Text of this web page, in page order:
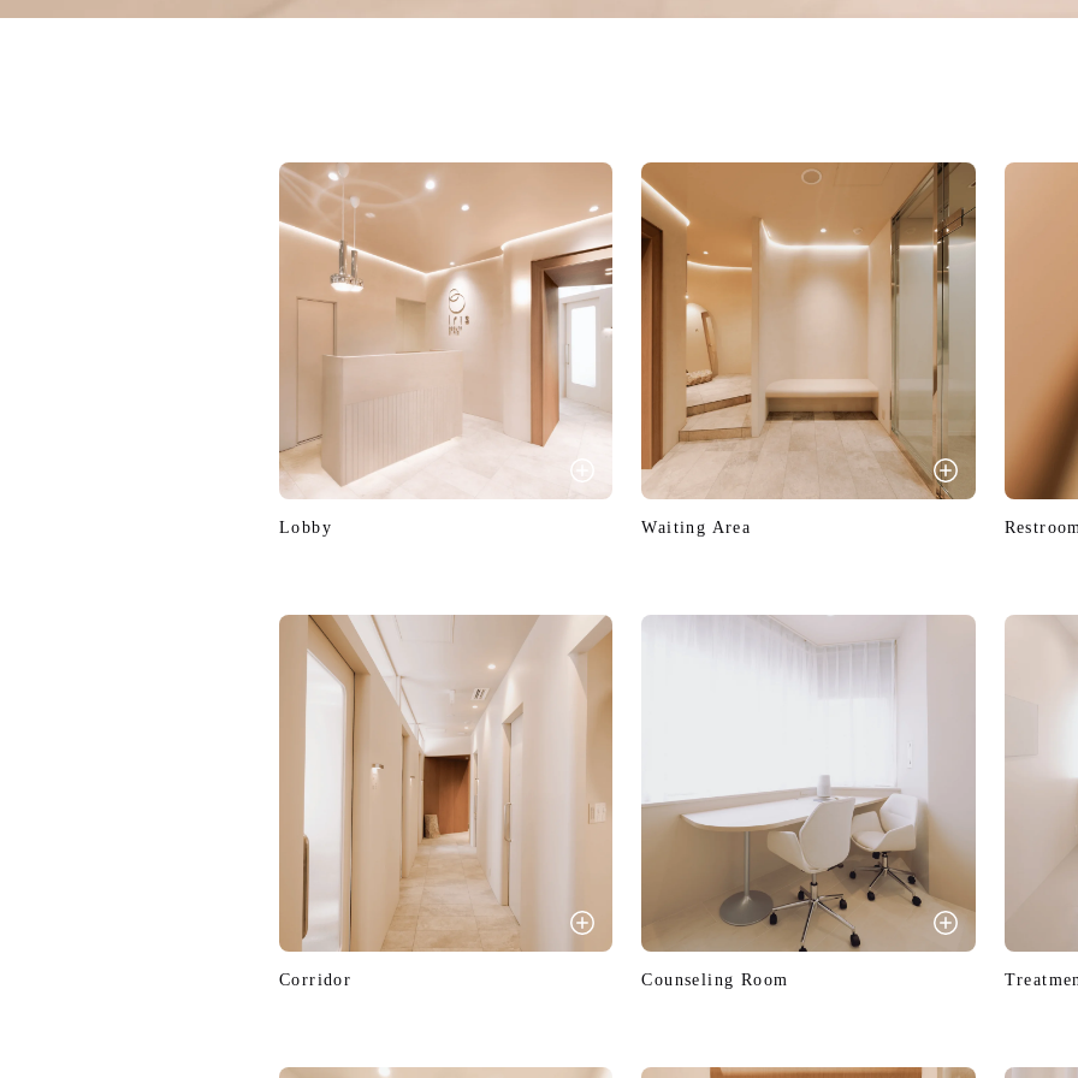
Lobby Waiting Area
Corridor Counseling Room